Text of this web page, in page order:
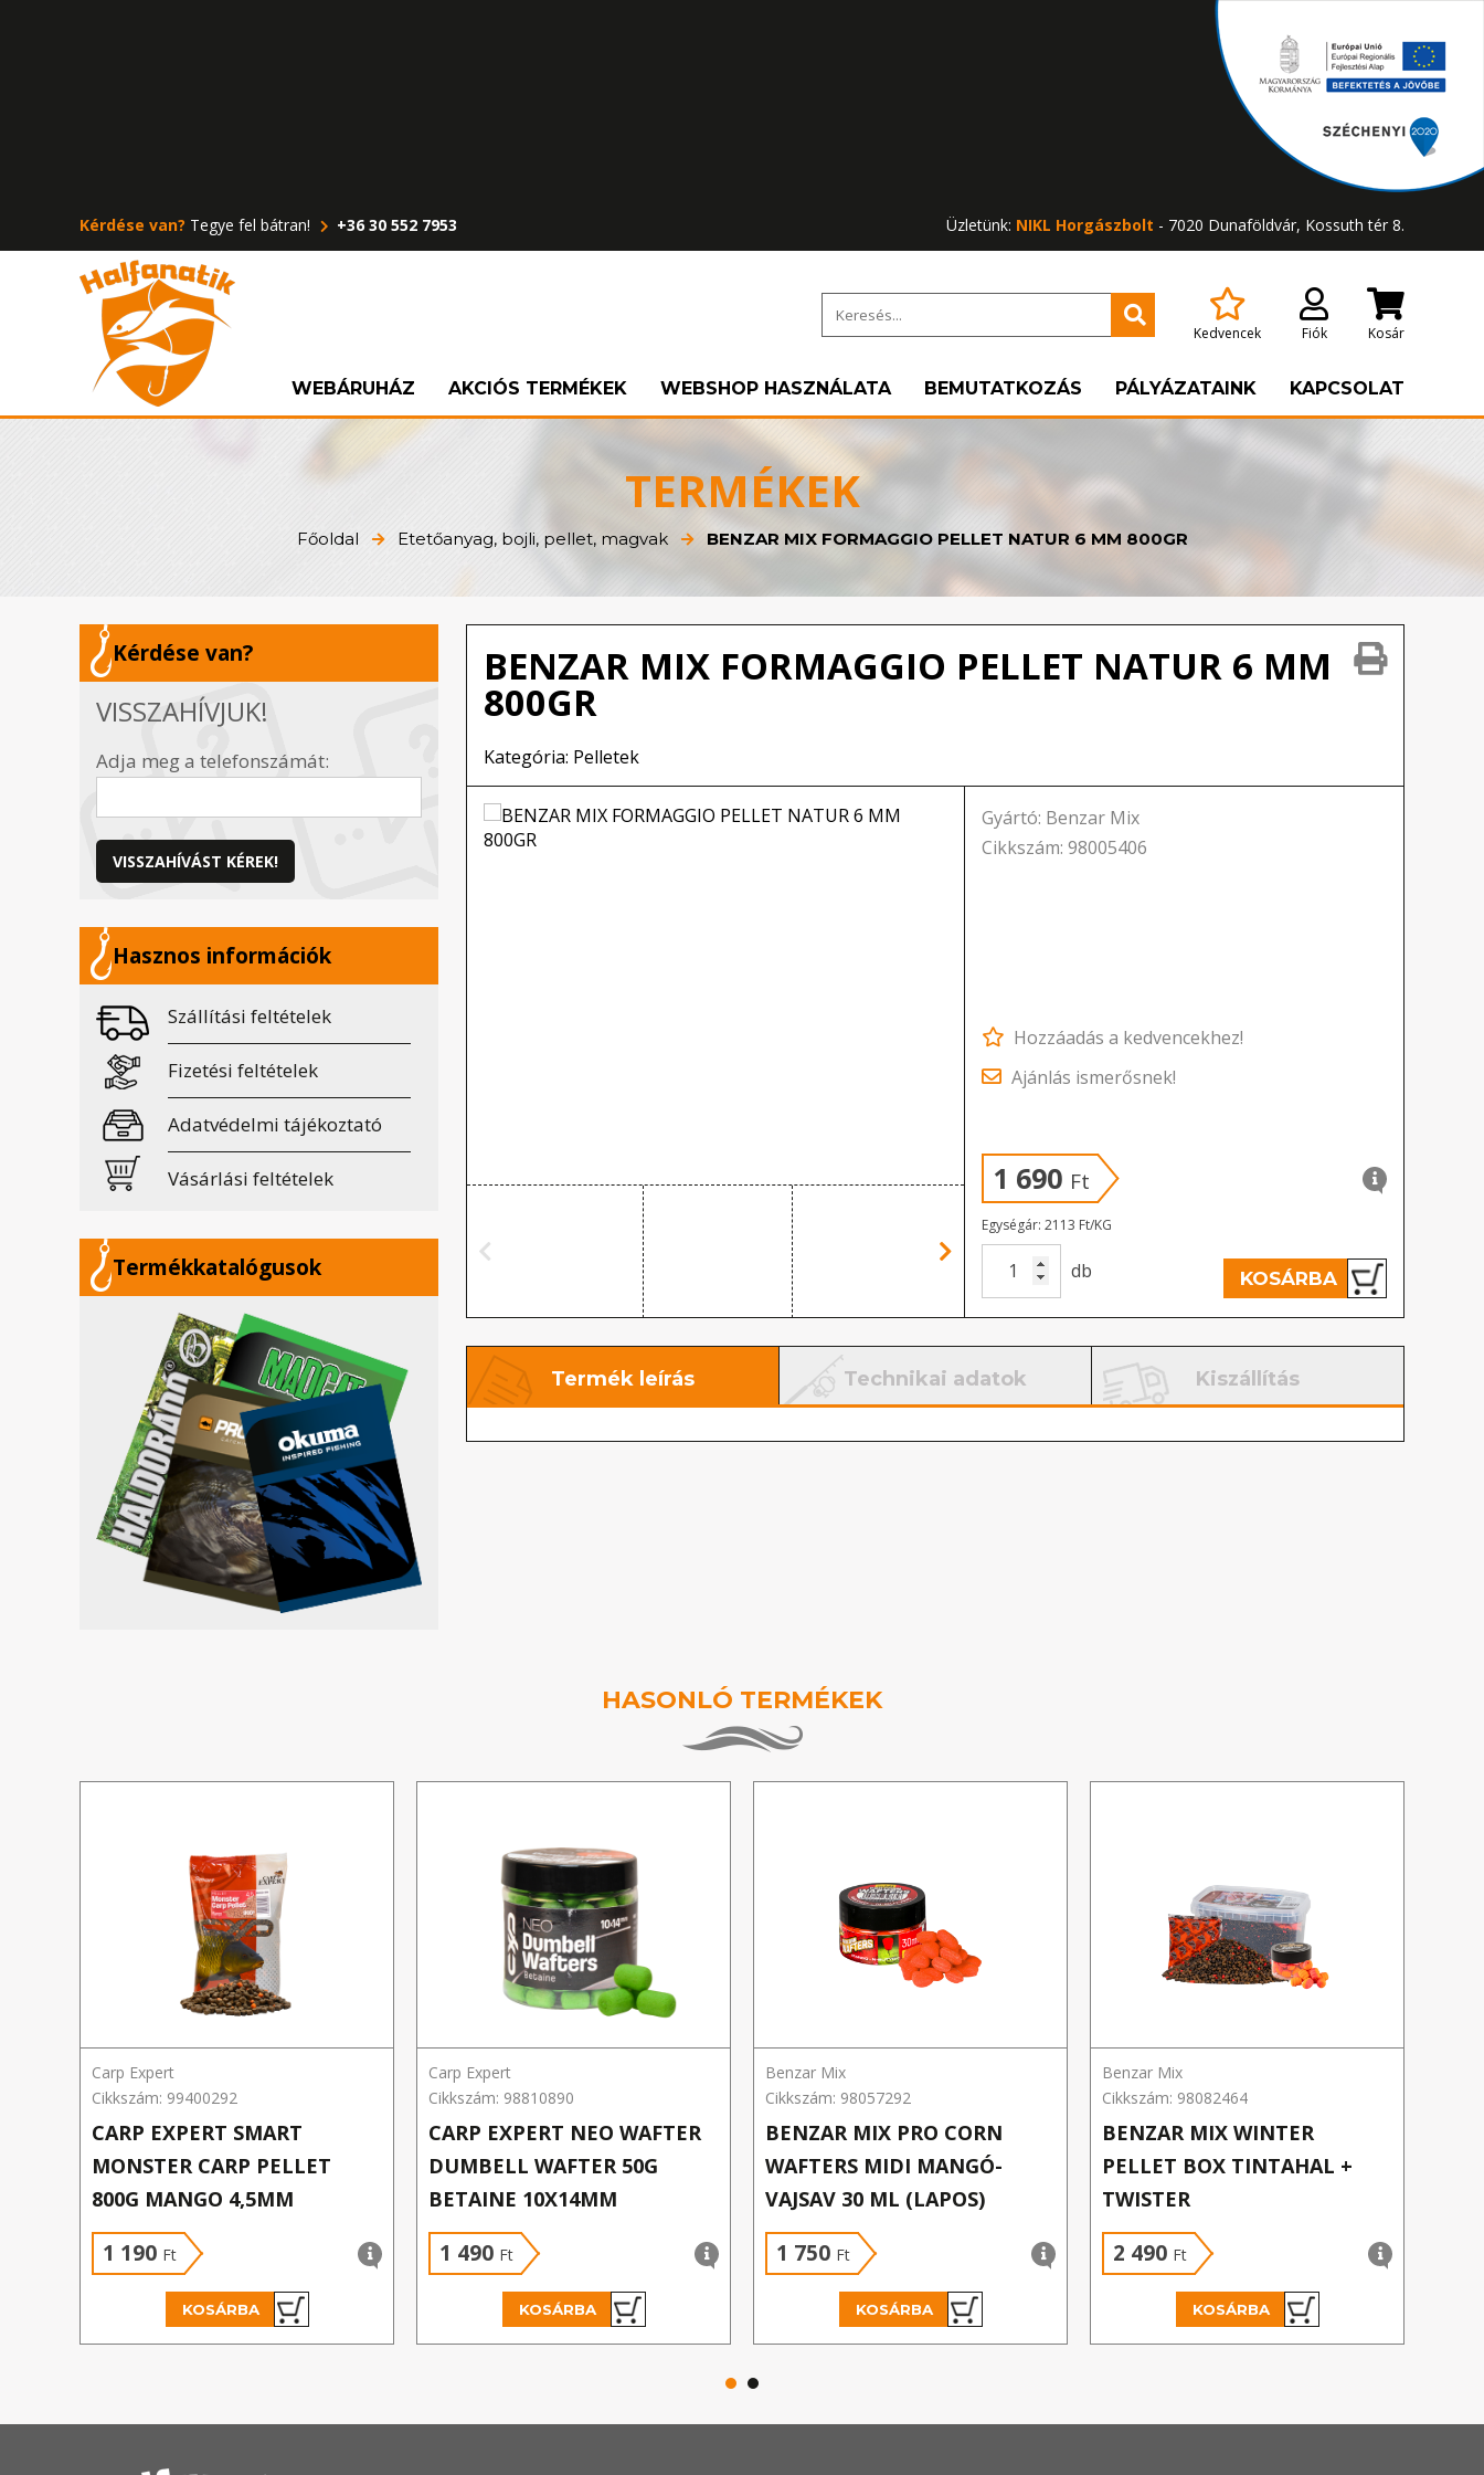
Kérdése van? Tegye fel bátran! +36 30 552 7953 Üzletünk: NIKL Horgászbolt - 7020 Dunaföldvár, Kossuth tér 8.
Kedvencek Fiók Kosár
WEBÁRUHÁZ AKCIÓS TERMÉKEK WEBSHOP HASZNÁLATA BEMUTATKOZÁS PÁLYÁZATAINK KAPCSOLAT
TERMÉKEK
Főoldal Etetőanyag, bojli, pellet, magvak BENZAR MIX FORMAGGIO PELLET NATUR 6 MM 800GR
Kérdése van?
VISSZAHÍVJUK!
Adja meg a telefonszámát:
VISSZAHÍVÁST KÉREK!
Hasznos információk
Szállítási feltételek
Fizetési feltételek
Adatvédelmi tájékoztató
Vásárlási feltételek
Termékkatalógusok
BENZAR MIX FORMAGGIO PELLET NATUR 6 MM
800GR
Kategória: Pelletek
Gyártó: Benzar Mix
Cikkszám: 98005406
Hozzáadás a kedvencekhez!
Ajánlás ismerősnek!
1 690 Ft
Egységár: 2113 Ft/KG
db KOSÁRBA
Termék leírás Technikai adatok Kiszállítás
HASONLÓ TERMÉKEK
Carp Expert
Cikkszám: 99400292
CARP EXPERT SMART
MONSTER CARP PELLET
800G MANGO 4,5MM
1 190 Ft
KOSÁRBA
Carp Expert
Cikkszám: 98810890
CARP EXPERT NEO WAFTER
DUMBELL WAFTER 50G
BETAINE 10X14MM
1 490 Ft
KOSÁRBA
Benzar Mix
Cikkszám: 98057292
BENZAR MIX PRO CORN
WAFTERS MIDI MANGÓ-
VAJSAV 30 ML (LAPOS)
1 750 Ft
KOSÁRBA
Benzar Mix
Cikkszám: 98082464
BENZAR MIX WINTER
PELLET BOX TINTAHAL +
TWISTER
2 490 Ft
KOSÁRBA